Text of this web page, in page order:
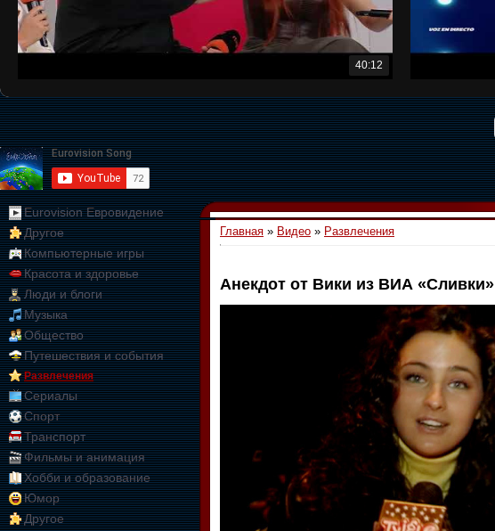
40:12
Eurovision Евровидение
Другое
Компьютерные игры
Красота и здоровье
Люди и блоги
Музыка
Общество
Путешествия и события
Развлечения
Сериалы
Спорт
Транспорт
Фильмы и анимация
Хобби и образование
Юмор
Другое
Главная » Видео » Развлечения
Анекдот от Вики из ВИА «Сливки»